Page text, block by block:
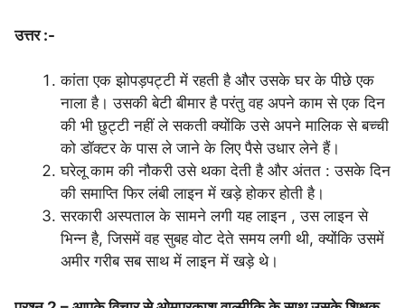
उत्तर :-
कांता एक झोपड़पट्टी में रहती है और उसके घर के पीछे एक
नाला है। उसकी बेटी बीमार है परंतु वह अपने काम से एक दिन
की भी छुट्टी नहीं ले सकती क्योंकि उसे अपने मालिक से बच्ची
को डॉक्टर के पास ले जाने के लिए पैसे उधार लेने हैं।
घरेलू काम की नौकरी उसे थका देती है और अंतत : उसके दिन
की समाप्ति फिर लंबी लाइन में खड़े होकर होती है।
सरकारी अस्पताल के सामने लगी यह लाइन , उस लाइन से
भिन्न है, जिसमें वह सुबह वोट देते समय लगी थी, क्योंकि उसमें
अमीर गरीब सब साथ में लाइन में खड़े थे।